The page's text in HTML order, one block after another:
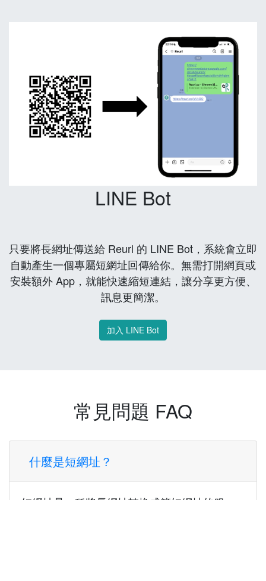
LINE Bot
只要將長網址傳送給 Reurl 的 LINE Bot，系統會立即
自動產生一個專屬短網址回傳給你。無需打開網頁或
安裝額外 App，就能快速縮短連結，讓分享更方便、
訊息更簡潔。
加入 LINE Bot
常見問題 FAQ
什麼是短網址？
短網址是一種將長網址轉換成簡短網址的服